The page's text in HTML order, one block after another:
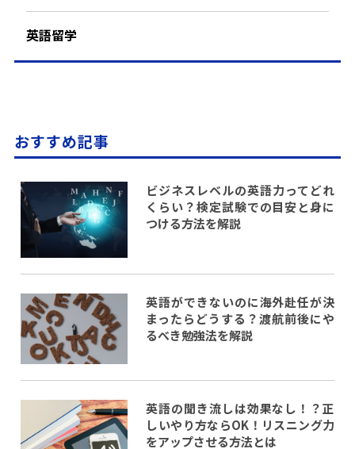
英語留学
おすすめ記事
ビジネスレベルの英語力ってどれ
くらい？検定試験での目安と身に
つける方法を解説
英語ができないのに海外赴任が決
まったらどうする？渡航前後にや
るべき勉強法を解説
英語の聞き流しは効果なし！？正
しいやり方ならOK！リスニング力
をアップさせる方法とは